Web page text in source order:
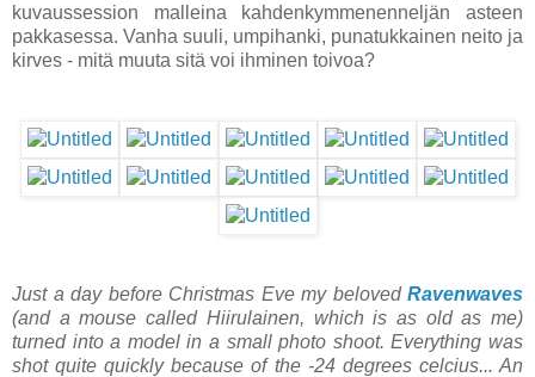
kuvaussession malleina kahdenkymmenenneljän asteen
pakkasessa. Vanha suuli, umpihanki, punatukkainen neito ja
kirves - mitä muuta sitä voi ihminen toivoa?
Just a day before Christmas Eve my beloved Ravenwaves
(and a mouse called Hiirulainen, which is as old as me)
turned into a model in a small photo shoot. Everything was
shot quite quickly because of the -24 degrees celcius... An